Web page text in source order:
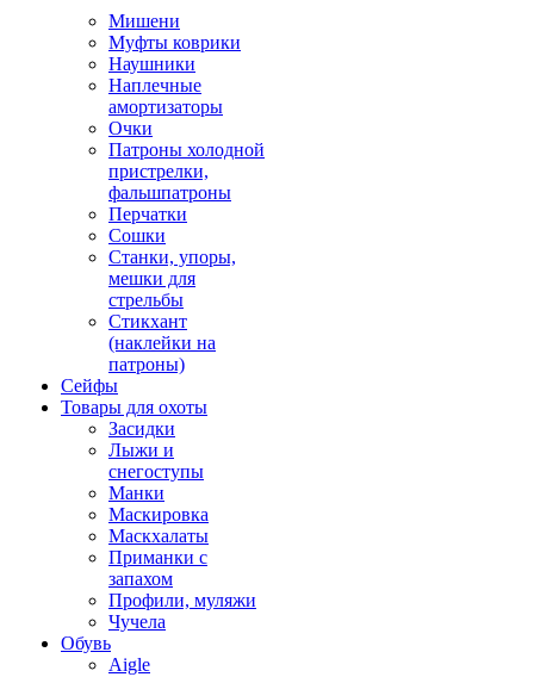
Мишени
Муфты коврики
Наушники
Наплечные
амортизаторы
Очки
Патроны холодной
пристрелки,
фальшпатроны
Перчатки
Сошки
Станки, упоры,
мешки для
стрельбы
Стикхант
(наклейки на
патроны)
Сейфы
Товары для охоты
Засидки
Лыжи и
снегоступы
Манки
Маскировка
Маскхалаты
Приманки с
запахом
Профили, муляжи
Чучела
Обувь
Aigle